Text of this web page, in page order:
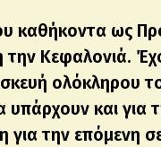
καθήκοντα ως
την Κεφαλονιά.
ολόκληρου
και για
την επόμενη